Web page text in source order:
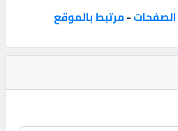
الصفحات-مرتبط بالموقع